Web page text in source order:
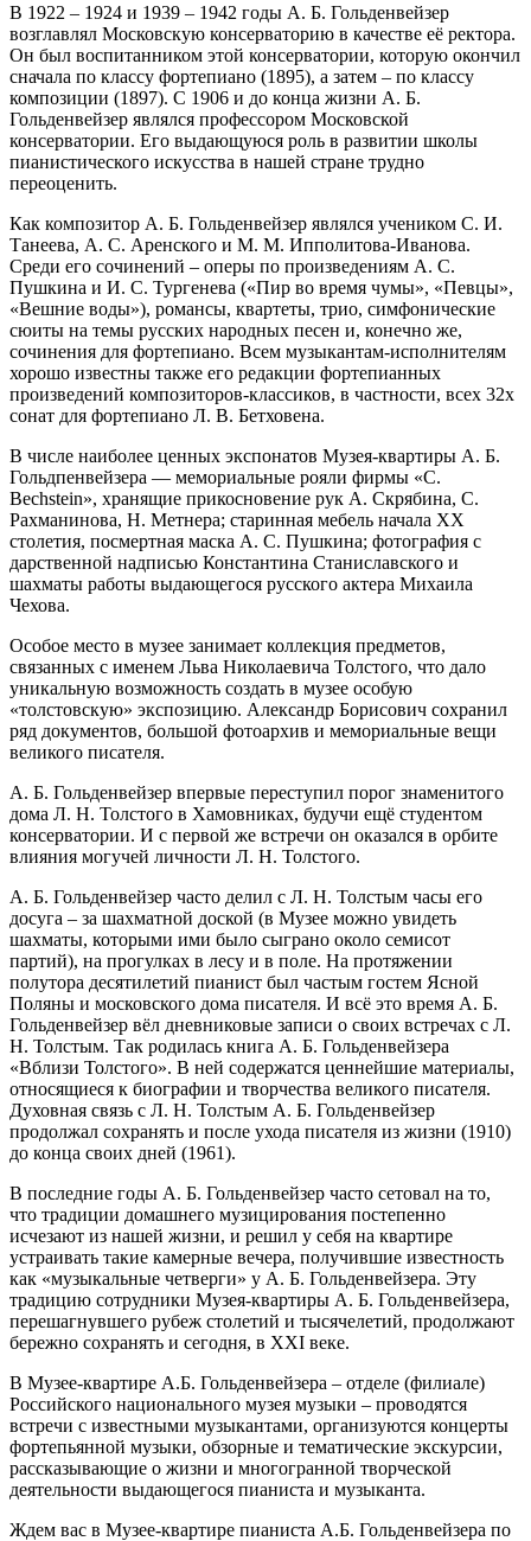
В 1922 – 1924 и 1939 – 1942 годы А. Б. Гольденвейзер
возглавлял Московскую консерваторию в качестве её ректора.
Он был воспитанником этой консерватории, которую окончил
сначала по классу фортепиано (1895), а затем – по классу
композиции (1897). С 1906 и до конца жизни А. Б.
Гольденвейзер являлся профессором Московской
консерватории. Его выдающуюся роль в развитии школы
пианистического искусства в нашей стране трудно
переоценить.
Как композитор А. Б. Гольденвейзер являлся учеником С. И.
Танеева, А. С. Аренского и М. М. Ипполитова-Иванова.
Среди его сочинений – оперы по произведениям А. С.
Пушкина и И. С. Тургенева («Пир во время чумы», «Певцы»,
«Вешние воды»), романсы, квартеты, трио, симфонические
сюиты на темы русских народных песен и, конечно же,
сочинения для фортепиано. Всем музыкантам-исполнителям
хорошо известны также его редакции фортепианных
произведений композиторов-классиков, в частности, всех 32х
сонат для фортепиано Л. В. Бетховена.
В числе наиболее ценных экспонатов Музея-квартиры А. Б.
Гольдпенвейзера — мемориальные рояли фирмы «C.
Bechstein», хранящие прикосновение рук А. Скрябина, С.
Рахманинова, Н. Метнера; старинная мебель начала XX
столетия, посмертная маска А. С. Пушкина; фотография с
дарственной надписью Константина Станиславского и
шахматы работы выдающегося русского актера Михаила
Чехова.
Особое место в музее занимает коллекция предметов,
связанных с именем Льва Николаевича Толстого, что дало
уникальную возможность создать в музее особую
«толстовскую» экспозицию. Александр Борисович сохранил
ряд документов, большой фотоархив и мемориальные вещи
великого писателя.
А. Б. Гольденвейзер впервые переступил порог знаменитого
дома Л. Н. Толстого в Хамовниках, будучи ещё студентом
консерватории. И с первой же встречи он оказался в орбите
влияния могучей личности Л. Н. Толстого.
А. Б. Гольденвейзер часто делил с Л. Н. Толстым часы его
досуга – за шахматной доской (в Музее можно увидеть
шахматы, которыми ими было сыграно около семисот
партий), на прогулках в лесу и в поле. На протяжении
полутора десятилетий пианист был частым гостем Ясной
Поляны и московского дома писателя. И всё это время А. Б.
Гольденвейзер вёл дневниковые записи о своих встречах с Л.
Н. Толстым. Так родилась книга А. Б. Гольденвейзера
«Вблизи Толстого». В ней содержатся ценнейшие материалы,
относящиеся к биографии и творчества великого писателя.
Духовная связь с Л. Н. Толстым А. Б. Гольденвейзер
продолжал сохранять и после ухода писателя из жизни (1910)
до конца своих дней (1961).
В последние годы А. Б. Гольденвейзер часто сетовал на то,
что традиции домашнего музицирования постепенно
исчезают из нашей жизни, и решил у себя на квартире
устраивать такие камерные вечера, получившие известность
как «музыкальные четверги» у А. Б. Гольденвейзера. Эту
традицию сотрудники Музея-квартиры А. Б. Гольденвейзера,
перешагнувшего рубеж столетий и тысячелетий, продолжают
бережно сохранять и сегодня, в XXI веке.
В Музее-квартире А.Б. Гольденвейзера – отделе (филиале)
Российского национального музея музыки – проводятся
встречи с известными музыкантами, организуются концерты
фортепьянной музыки, обзорные и тематические экскурсии,
рассказывающие о жизни и многогранной творческой
деятельности выдающегося пианиста и музыканта.
Ждем вас в Музее-квартире пианиста А.Б. Гольденвейзера по